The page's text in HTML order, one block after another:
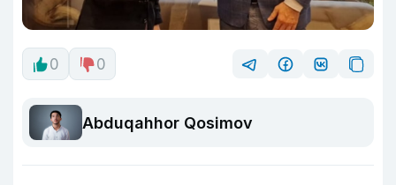
0 0
Abduqahhor Qosimov